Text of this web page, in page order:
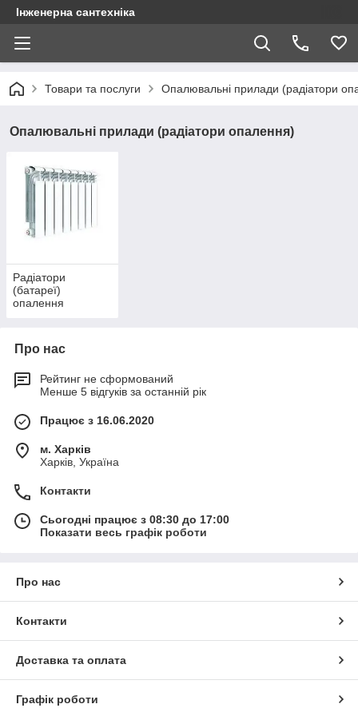
Інженерна сантехніка
Товари та послуги Опалювальні прилади (радіатори
Опалювальні прилади (радіатори опалення)
Радіатори
(батареї)
опалення
Про нас
Рейтинг не сформований
Менше 5 відгуків за останній рік
Працює з 16.06.2020
м. Харків
Харків, Україна
Контакти
Сьогодні працює з 08:30 до 17:00
Показати весь графік роботи
Про нас
Контакти
Доставка та оплата
Графік роботи